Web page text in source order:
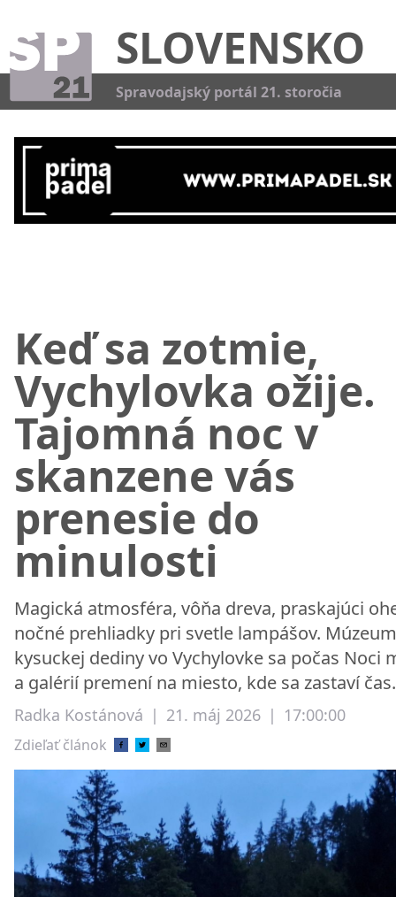
SLOVENSKO
Spravodajský portál 21. storočia
Keď sa zotmie,
Vychylovka ožije.
Tajomná noc v
skanzene vás
prenesie do
minulosti
Magická atmosféra, vôňa dreva, praskajúci
nočné prehliadky pri svetle lampášov. Múzeum
kysuckej dediny vo Vychylovke sa počas Noci
a galérií premení na miesto, kde sa zastaví čas.
Radka Kostánová | 21. máj 2026 | 17:00:00
Zdieľať článok